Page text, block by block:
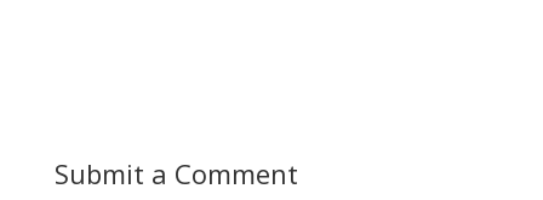
Submit a Comment